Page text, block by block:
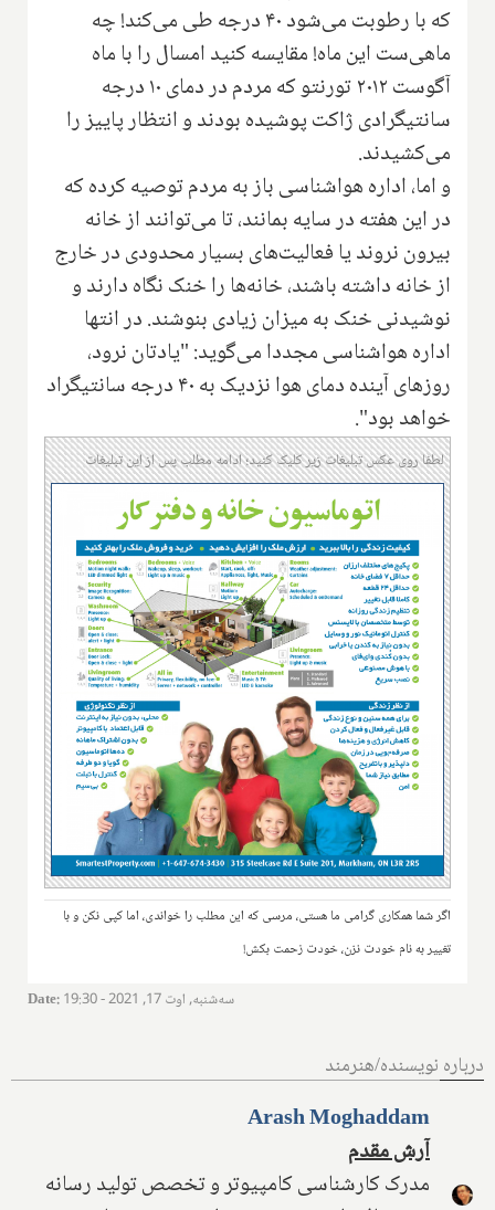
که با رطوبت می‌شود ۴۰ درجه طی می‌کند! چه
ماهی‌ست این ماه! مقایسه کنید امسال را با ماه
آگوست ۲۰۱۲ تورنتو که مردم در دمای ۱۰ درجه
سانتیگرادی ژاکت پوشیده بودند و انتظار پاییز را
می‌کشیدند.
و اما، اداره هواشناسی باز به مردم توصیه کرده که
در این هفته در سایه بمانند، تا می‌توانند از خانه
بیرون نروند یا فعالیت‌های بسیار محدودی در خارج
از خانه داشته باشند، خانه‌ها را خنک نگاه دارند و
نوشیدنی خنک به میزان زیادی بنوشند. در انتها
اداره هواشناسی مجددا می‌گوید: "یادتان نرود،
روزهای آینده دمای هوا نزدیک به ۴۰ درجه سانتیگراد
خواهد بود".
لطفا روی عکس تبلیغات زیر کلیک کنید؛ ادامه مطلب پس از این تبلیغات
اگر شما همکاری گرامی ما هستی، مرسی که این مطلب را خواندی، اما کپی نکن و با
تغییر به نام خودت نزن، خودت زحمت بکش!
Date: سه‌شنبه, اوت 17, 2021 - 19:30
درباره نویسنده/هنرمند
Arash Moghaddam
آرش مقدم
مدرک کارشناسی کامپیوتر و تخصص تولید رسانه